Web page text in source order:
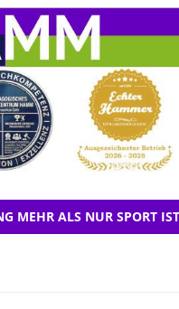
MEHR ALS NUR SPORT